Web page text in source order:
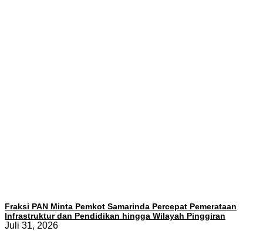
Fraksi PAN Minta Pemkot Samarinda Percepat Pemerataan
Infrastruktur dan Pendidikan hingga Wilayah Pinggiran
Juli 31, 2026